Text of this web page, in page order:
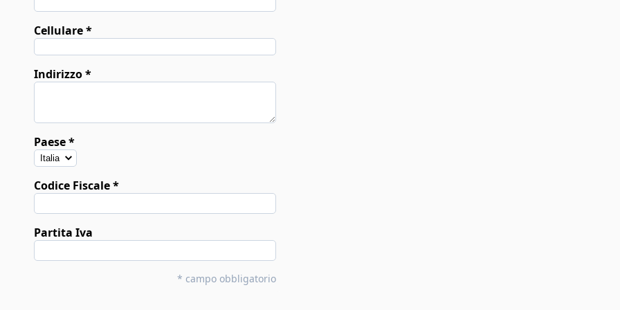
Cellulare
Indirizzo
Paese
Codice Fiscale
Partita Iva
* campo obbligatorio